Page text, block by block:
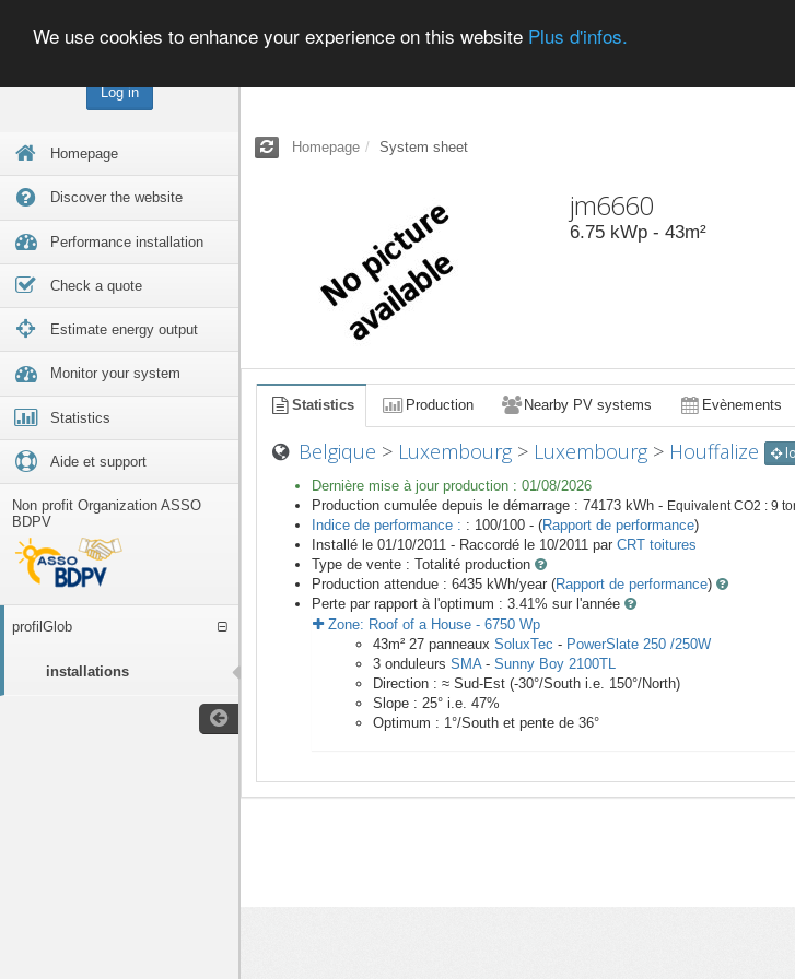
Log in
Homepage
Discover the website
Performance installation
Check a quote
Estimate energy output
Monitor your system
Statistics
Aide et support
Non profit Organization ASSO
BDPV
profilGlob
installations
We use cookies to enhance your experience on this website Plus d'infos.
Homepage System sheet
jm6660
6.75 kWp - 43m²
Statistics Production Nearby PV systems Evènements
Belgique > Luxembourg > Luxembourg > Houffalize
Dernière mise à jour production : 01/08/2026
Production cumulée depuis le démarrage : 74173 kWh - Equivalent CO2 : 9
Indice de performance : : 100/100 - (Rapport de performance)
Installé le 01/10/2011 - Raccordé le 10/2011 par CRT toitures
Type de vente : Totalité production
Production attendue : 6435 kWh/year (Rapport de performance)
Perte par rapport à l'optimum : 3.41% sur l'année
Zone: Roof of a House - 6750 Wp
43m² 27 panneaux SoluxTec - PowerSlate 250 /250W
3 onduleurs SMA- Sunny Boy 2100TL
Direction : ≈ Sud-Est (-30°/South i.e. 150°/North)
Slope : 25° i.e. 47%
Optimum : 1°/South et pente de 36°